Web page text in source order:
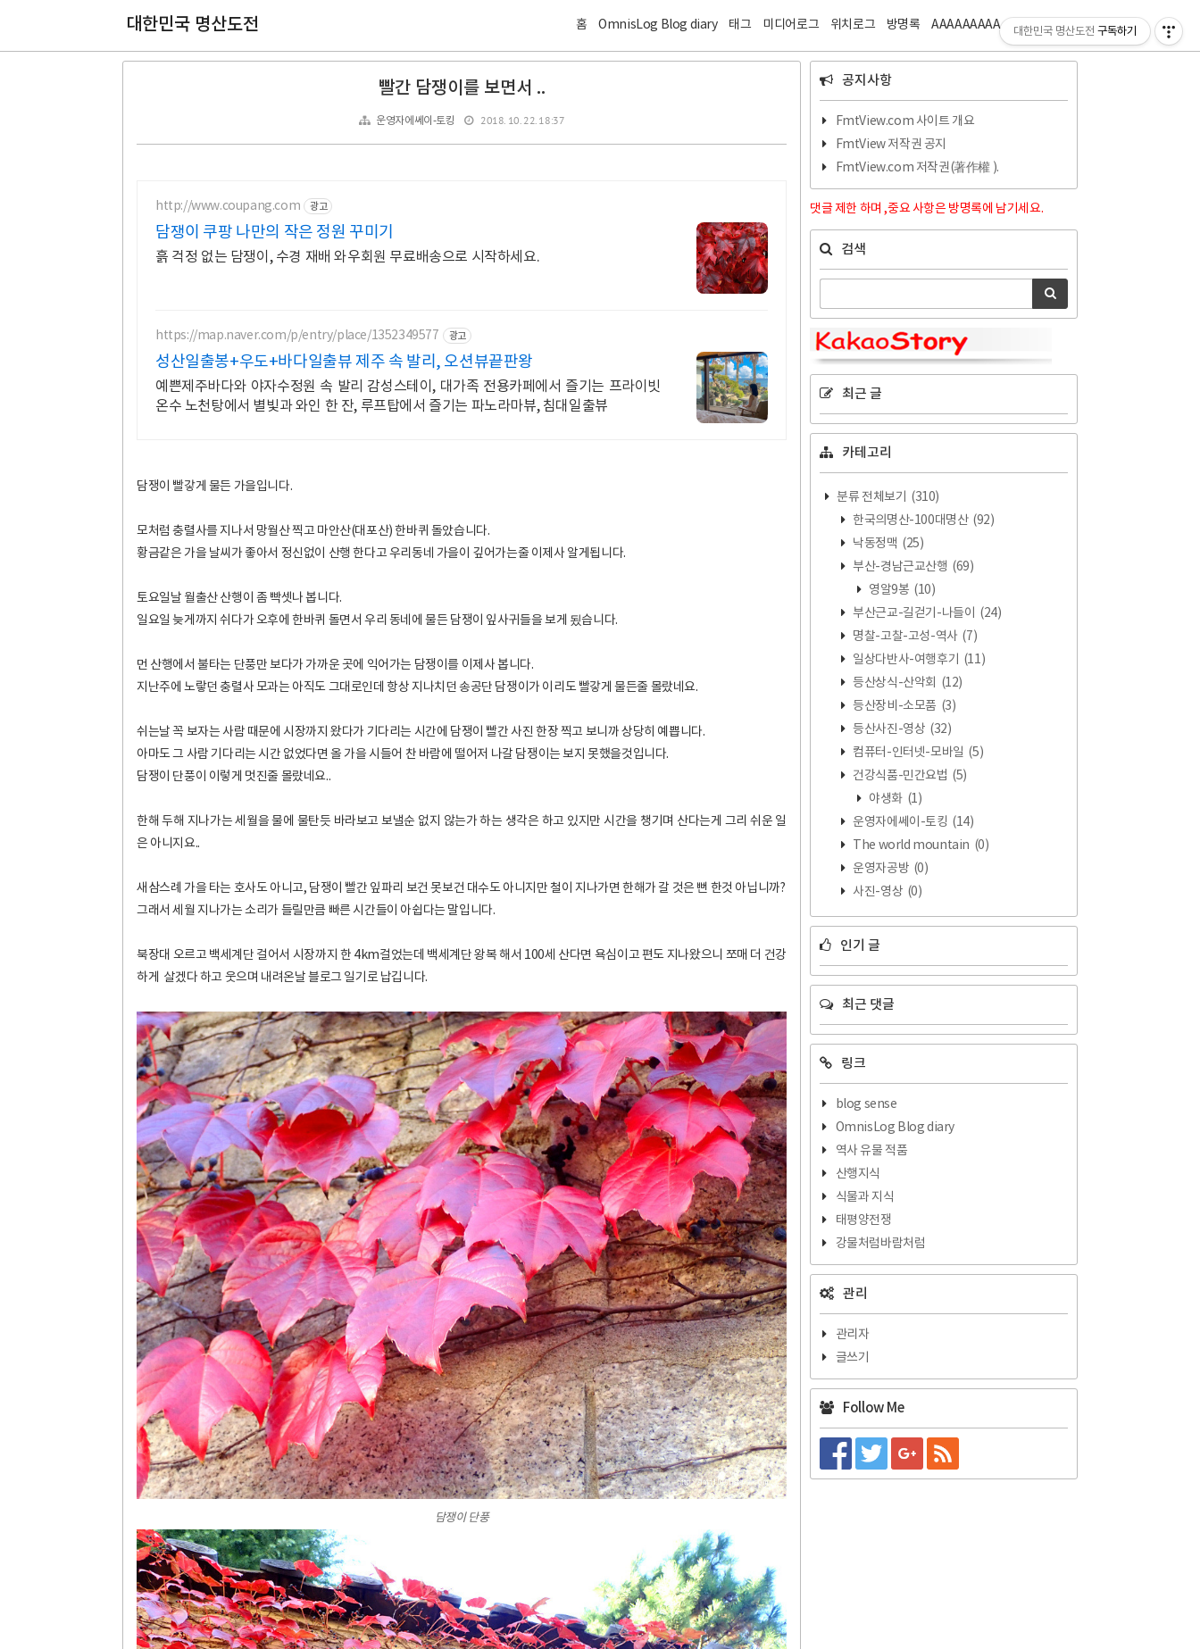
대한민국 명산도전 홈 OmnisLog Blog diary 태그 미디어로그 위치로그 방명록 AAAAAAAAA ZZZZZZZZ
빨간 담쟁이를 보면서 ..
운영자에쎄이-토킹 2018. 10. 22. 18:37
http://www.coupang.com 광고
담쟁이 쿠팡 나만의 작은 정원 꾸미기
흙 걱정 없는 담쟁이, 수경 재배 와우회원 무료배송으로 시작하세요.
https://map.naver.com/p/entry/place/1352349577 광고
성산일출봉+우도+바다일출뷰 제주 속 발리, 오션뷰끝판왕
예쁜제주바다와 야자수정원 속 발리 감성스테이, 대가족 전용카페에서 즐기는 프라이빗
온수 노천탕에서 별빛과 와인 한 잔, 루프탑에서 즐기는 파노라마뷰, 침대일출뷰
담쟁이 빨갛게 물든 가을입니다.
모처럼 충렬사를 지나서 망월산 찍고 마안산(대포산) 한바퀴 돌았습니다.
황금같은 가을 날씨가 좋아서 정신없이 산행 한다고 우리동네 가을이 깊어가는줄 이제사 알게됩니다.
토요일날 월출산 산행이 좀 빡셋나 봅니다.
일요일 늦게까지 쉬다가 오후에 한바퀴 돌면서 우리 동네에 물든 담쟁이 잎사귀들을 보게 됬습니다.
먼 산행에서 불타는 단풍만 보다가 가까운 곳에 익어가는 담쟁이를 이제사 봅니다.
지난주에 노랗던 충렬사 모과는 아직도 그대로인데 항상 지나치던 송공단 담쟁이가 이리도 빨갛게 물든줄 몰랐네요.
쉬는날 꼭 보자는 사람 때문에 시장까지 왔다가 기다리는 시간에 담쟁이 빨간 사진 한장 찍고 보니까 상당히 예쁩니다.
아마도 그 사람 기다리는 시간 없었다면 올 가을 시들어 찬 바람에 떨어저 나갈 담쟁이는 보지 못했을것입니다.
담쟁이 단풍이 이렇게 멋진줄 몰랐네요..
한해 두해 지나가는 세월을 물에 물탄듯 바라보고 보낼순 없지 않는가 하는 생각은 하고 있지만 시간을 챙기며 산다는게 그리 쉬운 일
은 아니지요..
새삼스례 가을 타는 호사도 아니고, 담쟁이 빨간 잎파리 보건 못보건 대수도 아니지만 철이 지나가면 한해가 갈 것은 뻔 한것 아닙니까?
그래서 세월 지나가는 소리가 들릴만큼 빠른 시간들이 아쉽다는 말입니다.
북장대 오르고 백세계단 걸어서 시장까지 한 4km걸었는데 백세계단 왕복 해서 100세 산다면 욕심이고 편도 지나왔으니 쪼매 더 건강
하게 살겠다 하고 웃으며 내려온날 블로그 일기로 납깁니다.
담쟁이 단풍
공지사항
FmtView.com 사이트 개요
FmtView 저작권 공지
FmtView.com 저작권(著作權 ).
댓글 제한 하며 ,중요 사항은 방명록에 남기세요.
검색
최근 글
카테고리
분류 전체보기
(310)
한국의명산-100대명산 (92)
낙동정맥 (25)
부산-경남근교산행 (69)
영알9봉 (10)
부산근교-길걷기-나들이
(24)
명찰-고찰-고성-역사 (7)
일상다반사-여행후기
(11)
등산상식-산악회
(12)
등산장비-소모품 (3)
등산사진-영상 (32)
컴퓨터-인터넷-모바일 (5)
건강식품-민간요법 (5)
야생화 (1)
운영자에쎄이-토킹 (14)
The world mountain (0)
운영자공방 (0)
사진-영상 (0)
인기 글
최근 댓글
링크
blog sense
OmnisLog Blog diary
역사 유물 적품
산행지식
식물과 지식
태평양전쟁
강물처럼바람처럼
관리
관리자
글쓰기
Follow Me
티스토리툴바
대한민국 명산도전 구독하기